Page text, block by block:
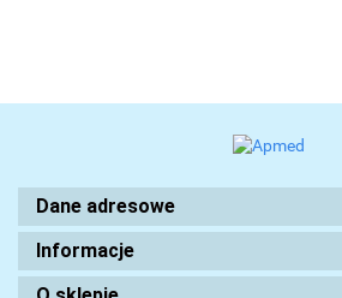
Dane adresowe
Informacje